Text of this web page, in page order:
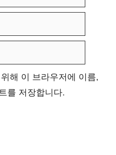
메
사
트
해 이 브라우저에 이름,
를 저장합니다.